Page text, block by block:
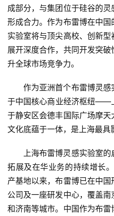
首
页
资
讯
业
消
活
科
技
成部分，与集团位于硅谷的
形成合力。作为布雷博在中
实验室将与顶尖高校、创新
展开深度合作，共同开发突
升全球市场竞争力。
作为亚洲首个布雷博灵
于中国核心商业经济枢纽——
于静安区会德丰国际广场摩
文化底蕴于一体，是上海最具
上海布雷博灵感实验室
拓展及在华业务的持续增长
产基地以来，布雷博已在中
公司及一座研发中心，覆盖
和济南等城市。中国作为布